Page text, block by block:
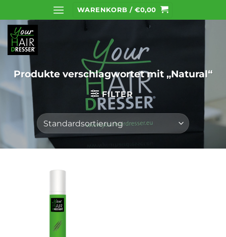
Inhalt
springen
WARENKORB / €0,00
Produkte verschlagwortet mit „Natural“
FILTER